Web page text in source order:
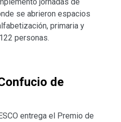
se abrieron espacios
primaria y
personas.
de
entrega el Premio de